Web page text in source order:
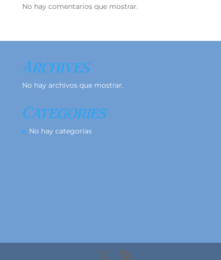
No hay comentarios que mostrar.
Archives
No hay archivos que mostrar.
Categories
No hay categorías